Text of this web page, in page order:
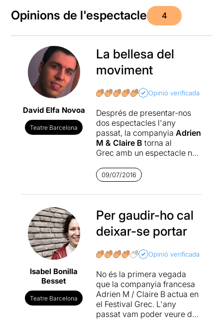
Opinions de l'espectacle 4
David Elfa Novoa
Teatre Barcelona
La bellesa del
moviment
Opinió verificada
Després de presentar-nos
dos espectacles l'any
passat, la companyia Adrien
M & Claire B torna al
Grec amb un espectacle nou
arts visuals amb la
dansa, tret característic de
la companyia. En aquesta
superar-se a si mateixos i
ens ofereixen una proposta
brillantment executada a on
fusionen en un de sol,
evocant paratges de gran
bellessa visual i
sent combinats amb un
ritme que arrossega
l'espectador de principi a fi.
A més, l'espectacle compta
amb música original en
09/07/2016
Isabel Bonilla
Besset
Teatre Barcelona
Per gaudir-ho cal
deixar-se portar
Opinió verificada
No és la primera vegada
que la companyia francesa
Adrien M / Claire Bactua en
el Festival Grec. L'any
passat vam poder veure dos